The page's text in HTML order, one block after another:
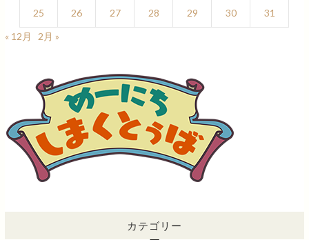
25 26 27 28 29 30
31
« 12月
2月 »
カテゴリー